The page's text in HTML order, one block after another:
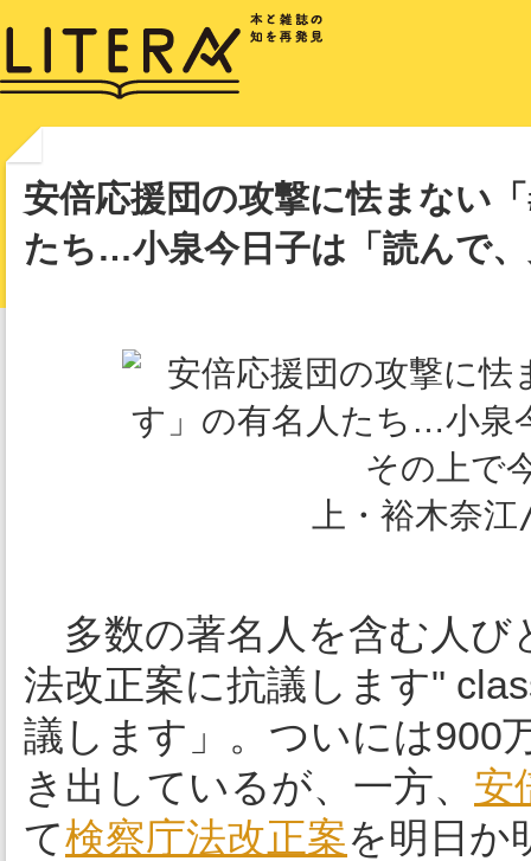
安倍応援団の攻撃に怯まない
たち…小泉今日子は「読んで
上・裕木奈
多数の著名人を含む人び
法改正案に抗議します"
議します」。ついには900
き出しているが、一方、 安
て検察庁法改正案を明日か